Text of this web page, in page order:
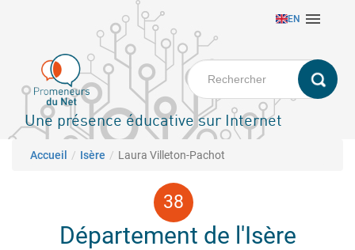
principal
EN 
Une présence éducative sur Internet
Fil d'Ariane
Accueil Isère Laura Villeton-Pachot
Département de l'Isère